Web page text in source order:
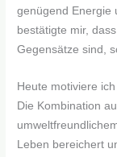
genügend Energie
bestätigte mir,
Gegensätze sind,
Heute motiviere
Die Kombination
Leben bereichert